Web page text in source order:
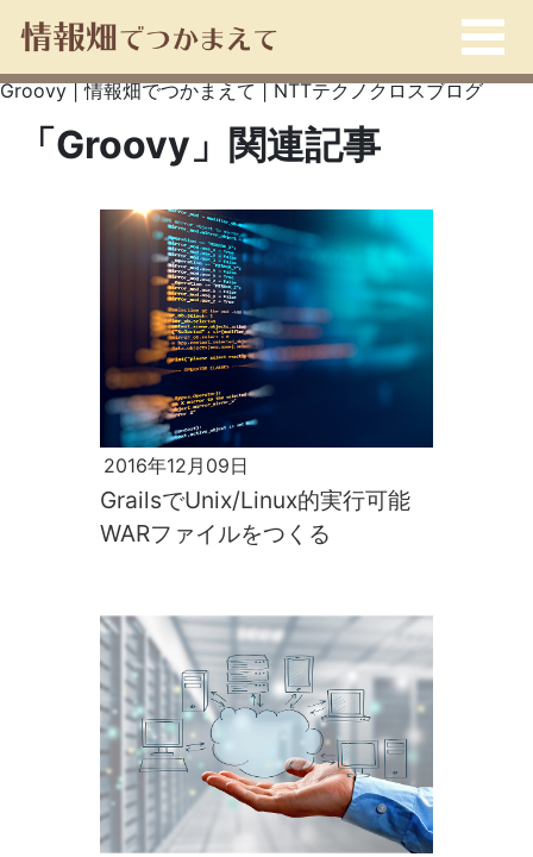
Groovy | 情報畑でつかまえて | NTTテクノクロスブログ
「Groovy」関連記事
2016年12月09日
GrailsでUnix/Linux的実行可能
WARファイルをつくる